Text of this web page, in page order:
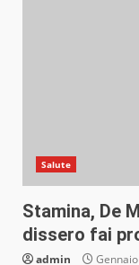
Salute
Stamina, De
dissero fai
admin